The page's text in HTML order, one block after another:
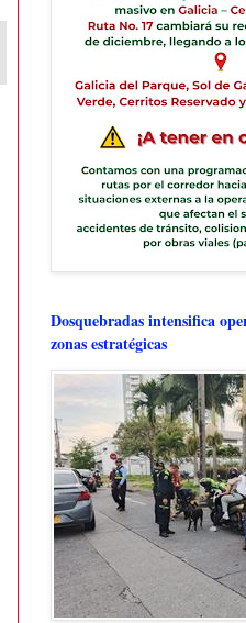
Dosquebradas intensifica
zonas estratégicas